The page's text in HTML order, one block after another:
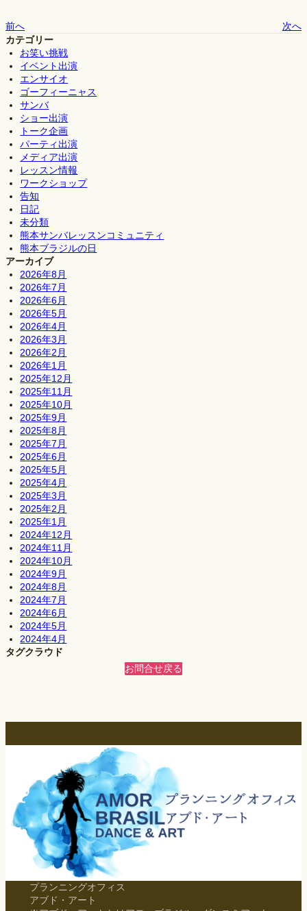
前へ
次へ
カテゴリー
お笑い挑戦
イベント出演
エンサイオ
ゴーフィーニャス
サンバ
ショー出演
トーク企画
パーティ出演
メディア出演
レッスン情報
ワークショップ
告知
日記
未分類
熊本サンバレッスンコミュニティ
熊本ブラジルの日
アーカイブ
2026年8月
2026年7月
2026年6月
2026年5月
2026年4月
2026年3月
2026年2月
2026年1月
2025年12月
2025年11月
2025年10月
2025年9月
2025年8月
2025年7月
2025年6月
2025年5月
2025年4月
2025年3月
2025年2月
2025年1月
2024年12月
2024年11月
2024年10月
2024年9月
2024年8月
2024年7月
2024年6月
2024年5月
2024年4月
タグクラウド
お問合せ戻る
プランニングオフィス
アブド・アート